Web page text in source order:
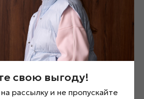
свою выгоду!
рассылку и не пропускайте